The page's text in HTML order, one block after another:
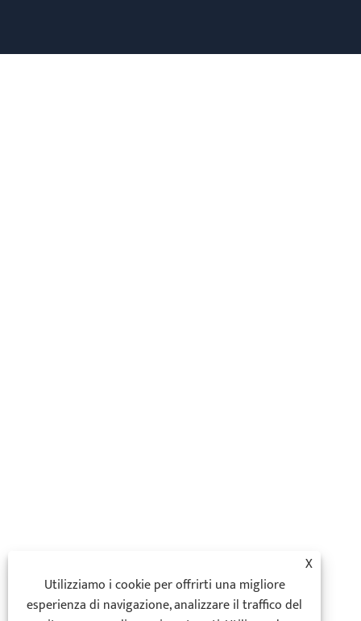
X
Utilizziamo i cookie per offrirti una migliore
esperienza di navigazione, analizzare il traffico del